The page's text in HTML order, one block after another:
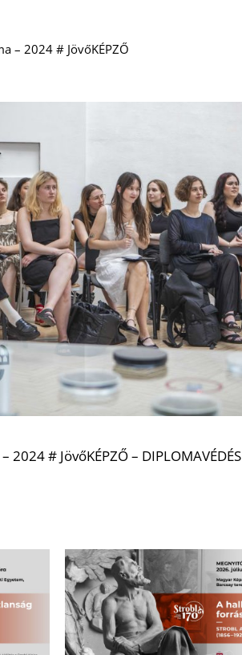
– 2024 # JövőKÉPZŐ
# JövőKÉPZŐ – DIPLOMAVÉDÉS